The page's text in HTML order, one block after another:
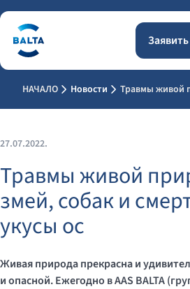
НАЧАЛО Новости Травмы живой
27.07.2022.
Травмы живой
змей, собак и
укусы ос
Живая природа прекрасна и
и опасной. Ежегодно вAAS BALTA